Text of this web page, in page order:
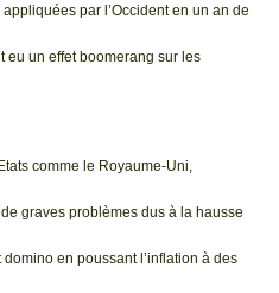
par l’Occident en un an de
eu un effet boomerang sur les
comme le Royaume-Uni,
graves problèmes dus à la hausse
en poussant l’inflation à des